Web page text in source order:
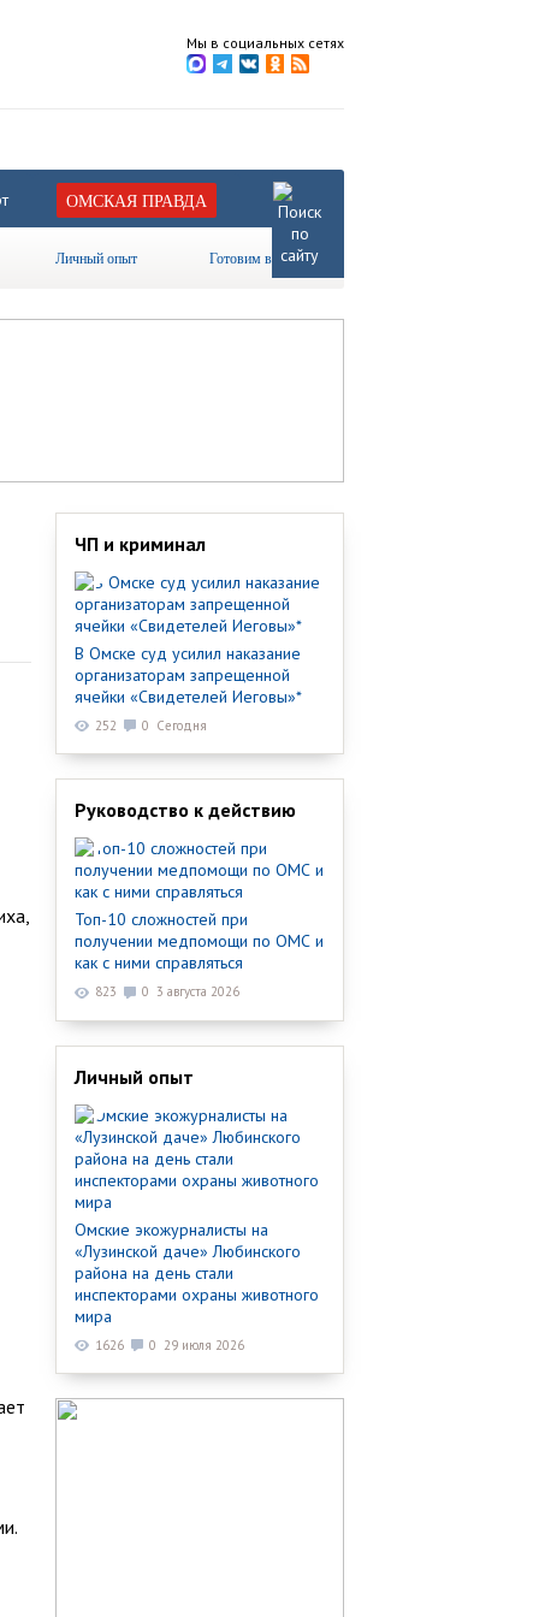
Мы в социальных сетях
ОМСКАЯ ПРАВДА
Личный опыт Готовим вместе
ЧП и криминал
В Омске суд усилил наказание
организаторам запрещенной
ячейки «Свидетелей Иеговы»*
252 0 Сегодня
Руководство к действию
Топ-10 сложностей при
получении медпомощи по ОМС и
как с ними справляться
823 0 3 августа 2026
Личный опыт
Омские экожурналисты на
«Лузинской даче» Любинского
района на день стали
инспекторами охраны животного
мира
1626 0 29 июля 2026